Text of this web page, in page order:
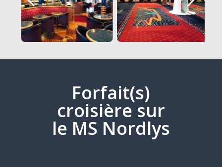
Forfait(s)
croisière sur
le MS Nordlys